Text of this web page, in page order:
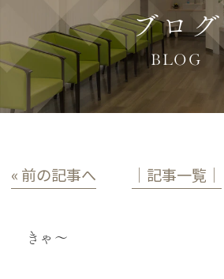
ブログ
BLOG
« 前の記事へ │記事一覧│
きゃ～